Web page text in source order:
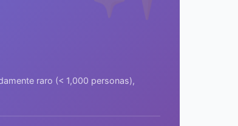
raro (< 1,000 personas),